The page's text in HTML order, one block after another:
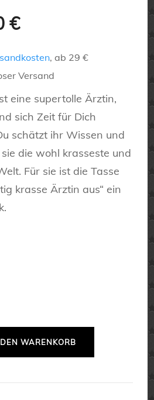
€
€Aktueller
Preis
ist:
11,90 €.
, ab 29 €
Versand
eine supertolle Ärztin,
sich Zeit für Dich
schätzt ihr Wissen und
die wohl krasseste und
Für sie ist die Tasse
krasse Ärztin aus“ ein
WARENKORB